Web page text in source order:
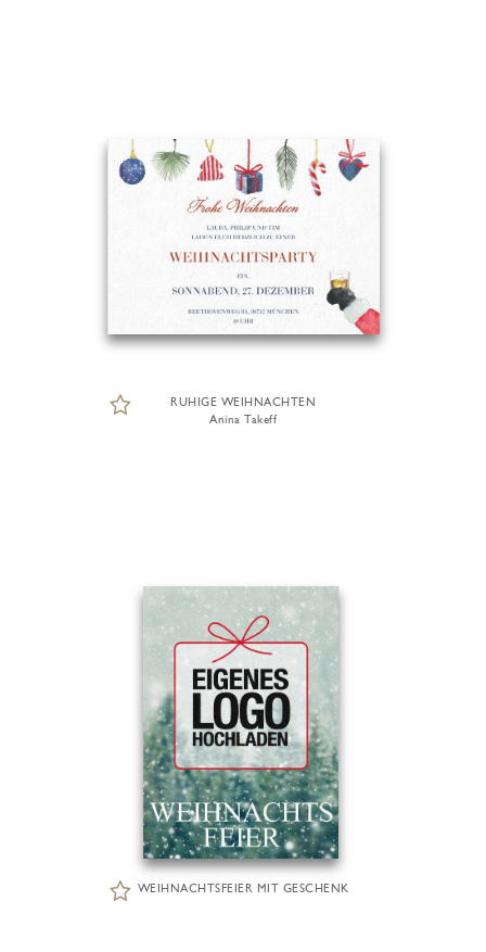
RUHIGE WEIHNACHTEN
Anina Takeff
WEIHNACHTSFEIER MIT GESCHENK